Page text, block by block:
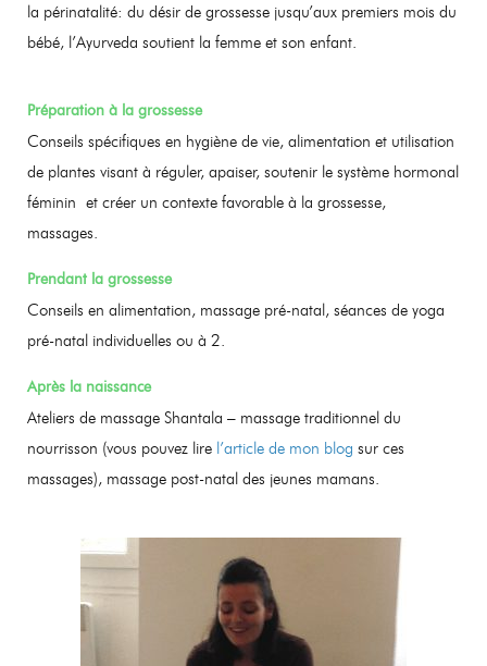
la périnatalité: du désir de grossesse jusqu’aux premiers mois du
bébé, l’Ayurveda soutient la femme et son enfant.
Préparation à la grossesse
Conseils spécifiques en hygiène de vie, alimentation et utilisation
de plantes visant à réguler, apaiser, soutenir le système hormonal
féminin et créer un contexte favorable à la grossesse,
massages.
Prendant la grossesse
Conseils en alimentation, massage pré-natal, séances de yoga
pré-natal individuelles ou à 2.
Après la naissance
Ateliers de massage Shantala – massage traditionnel du
nourrisson (vous pouvez lire l’article de mon blog sur ces
massages), massage post-natal des jeunes mamans.